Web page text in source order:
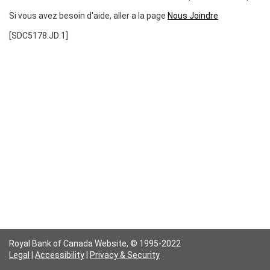
Si vous avez besoin d'aide, aller a la page Nous Joindre
[SDC5178:JD:1]
Royal Bank of Canada Website, © 1995-2022
Legal
Accessibility Privacy & Security